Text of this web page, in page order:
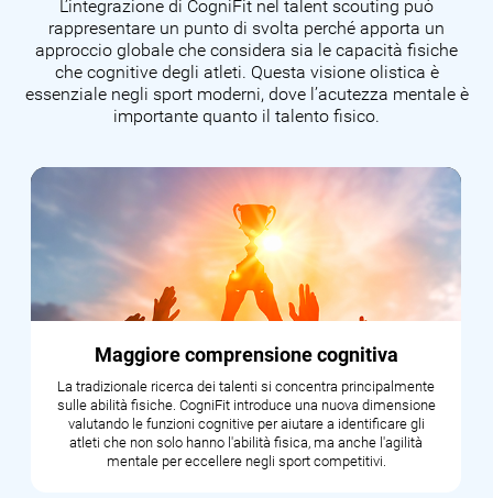
L’integrazione di CogniFit nel talent scouting può
rappresentare un punto di svolta perché apporta un
approccio globale che considera sia le capacità fisiche
che cognitive degli atleti. Questa visione olistica è
essenziale negli sport moderni, dove l’acutezza mentale è
importante quanto il talento fisico.
Maggiore comprensione cognitiva
La tradizionale ricerca dei talenti si concentra principalmente
sulle abilità fisiche. CogniFit introduce una nuova dimensione
valutando le funzioni cognitive per aiutare a identificare gli
atleti che non solo hanno l'abilità fisica, ma anche l'agilità
mentale per eccellere negli sport competitivi.